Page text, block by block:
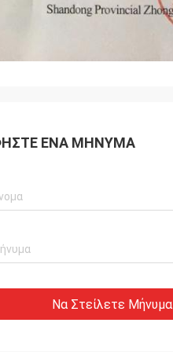
ΈΝΑ ΜΉΝΥΜΑ
Να Στείλετε Μήνυμα